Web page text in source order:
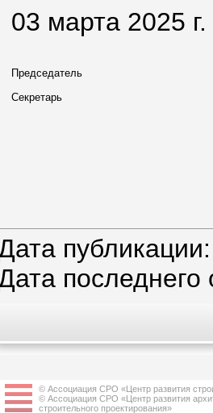
03 марта 2025 г.
Председатель
Секретарь
© Ассоциация СРО «Центр развития
© Ассоциация СРО «Центр развития
строительного проектирования»